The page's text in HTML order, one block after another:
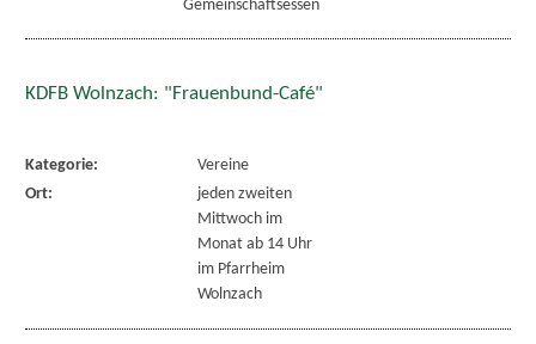
Gemeinschaftsessen
KDFB Wolnzach: "Frauenbund-Café"
Kategorie:
Vereine
Ort:
jeden zweiten
Mittwoch im
Monat ab 14 Uhr
im Pfarrheim
Wolnzach